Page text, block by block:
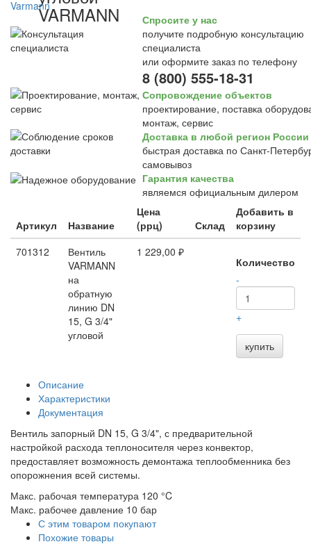
VARMANN
Спросите у нас
получите подробную консультацию
специалиста
или оформите заказ по телефону
8 (800) 555-18-31
Сопровождение объектов
проектирование, поставка
монтаж, сервис
Доставка в любой регион России
быстрая доставка по Санкт-
самовывоз
Гарантия качества
являемся официальным дилером
Артикул Название
Цена
(ррц)
Склад
Добавить в
корзину
701312
Вентиль
VARMANN
на
обратную
линию DN
15, G 3/4"
угловой
1 229,00 ₽
Количество
-
+
купить
Описание
Характеристики
Документация
Вентиль запорный DN 15, G 3/4", с предварительной
настройкой расхода теплоносителя через конвектор,
предоставляет возможность демонтажа теплообменника без
опорожнения всей системы.
Макс. рабочая температура 120 °C
Макс. рабочее давление 10 бар
С этим товаром покупают
Похожие товары